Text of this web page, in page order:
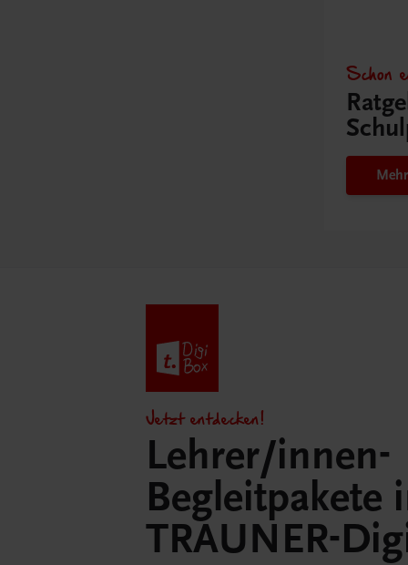
Schon
Jetzt entdecken!
Lehrer/innen-
Begleitpakete
TRAUNER-